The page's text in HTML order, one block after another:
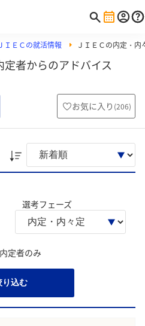
ＩＥＣの就活情報 ＪＩＥＣの内定・内
者からのアドバイス
お気に入り (206)
選考フェーズ
内定者のみ
り込む